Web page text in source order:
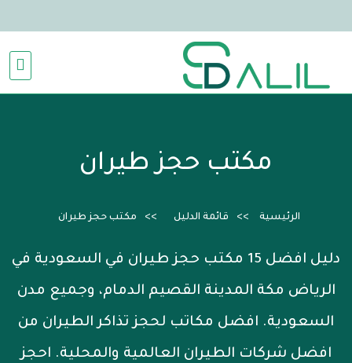
مكتب حجز طيران
الرئيسية قائمة الدليل مكتب حجز طيران
دليل افضل 15 مكتب حجز طيران في السعودية في
الرياض مكة المدينة القصيم الدمام، وجميع مدن
السعودية. افضل مكاتب لحجز تذاكر الطيران من
افضل شركات الطيران العالمية والمحلية. احجز